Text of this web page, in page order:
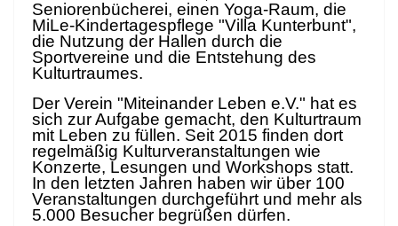
Seniorenbücherei, einen Yoga-Raum, die
MiLe-Kindertagespflege "Villa Kunterbunt",
die Nutzung der Hallen durch die
Sportvereine und die Entstehung des
Kulturtraumes.
Der Verein "Miteinander Leben e.V." hat es
sich zur Aufgabe gemacht, den Kulturtraum
mit Leben zu füllen. Seit 2015 finden dort
regelmäßig Kulturveranstaltungen wie
Konzerte, Lesungen und Workshops statt.
In den letzten Jahren haben wir über 100
Veranstaltungen durchgeführt und mehr als
5.000 Besucher begrüßen dürfen.